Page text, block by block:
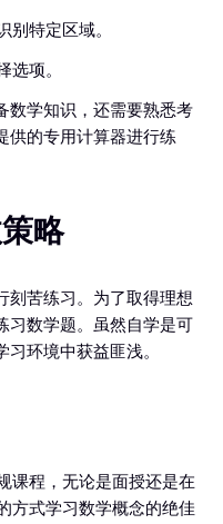
特定区域。
项。
数学知识，还需要熟悉考
供的专用计算器进行练
略
刻苦练习。为了取得理想
习数学题。虽然自学是可
环境中获益匪浅。
课程，无论是面授还是在
方式学习数学概念的绝佳